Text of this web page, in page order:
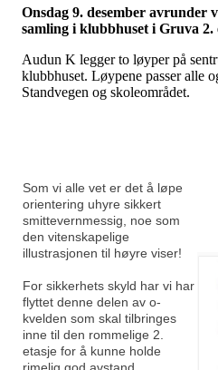
Onsdag 9. desember avrunder
samling i klubbhuset i Gruva 2.
Audun K legger to løyper på
klubbhuset. Løypene passer alle
Standvegen og skoleområdet.
Som vi alle vet er det å løpe
orientering uhyre sikkert
smittevernmessig, noe som
den vitenskapelige
illustrasjonen til høyre viser!
For sikkerhets skyld har vi har
flyttet denne delen av o-
kvelden som skal tilbringes
inne til den rommelige 2.
etasje for å kunne holde